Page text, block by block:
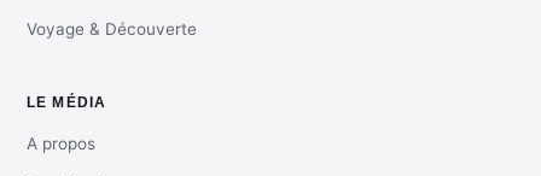
Voyage & Découverte
LE MÉDIA
A propos